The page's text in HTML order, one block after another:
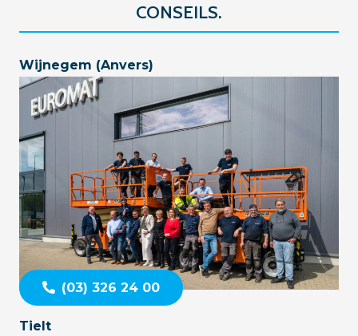
CONSEILS.
Wijnegem (Anvers)
(03) 326 24 00
Tielt